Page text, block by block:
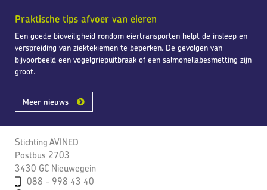
Praktische tips afvoer van eieren
Een goede bioveiligheid rondom eiertransporten helpt de insleep en
verspreiding van ziektekiemen te beperken. De gevolgen van
bijvoorbeeld een vogelgriepuitbraak of een salmonellabesmetting zijn
groot.
Meer nieuws
Stichting AVINED
Postbus 2703
3430 GC Nieuwegein
088 - 998 43 40